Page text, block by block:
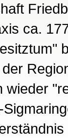
ca.
wieder